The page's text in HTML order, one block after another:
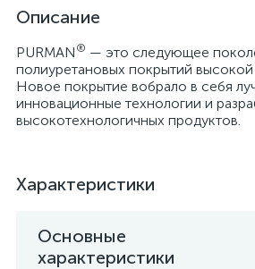
Описание
PURMAN ® — это следующее
полиуретановых покрытий
Новое покрытие вобрало в себя
инновационные технологии и
высокотехнологичных продуктов.
Характеристики
Основные
характеристики